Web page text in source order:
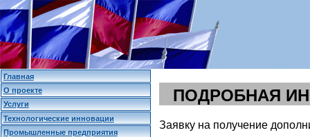
ПОДРОБНАЯ
Заявку на получение
Главная
О проекте
Услуги
Технологические инновации
Промышленные предприятия